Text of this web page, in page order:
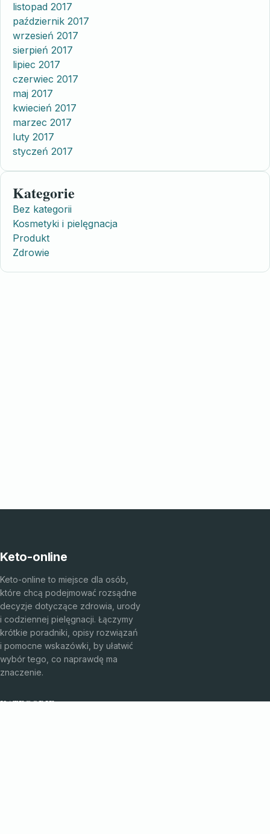
listopad 2017
październik 2017
wrzesień 2017
sierpień 2017
lipiec 2017
czerwiec 2017
maj 2017
kwiecień 2017
marzec 2017
luty 2017
styczeń 2017
Kategorie
Bez kategorii
Kosmetyki i pielęgnacja
Produkt
Zdrowie
Keto-online
Keto-online to miejsce dla osób,
które chcą podejmować rozsądne
decyzje dotyczące zdrowia, urody
i codziennej pielęgnacji. Łączymy
krótkie poradniki, opisy rozwiązań
i pomocne wskazówki, by ułatwić
wybór tego, co naprawdę ma
znaczenie.
KATEGORIE